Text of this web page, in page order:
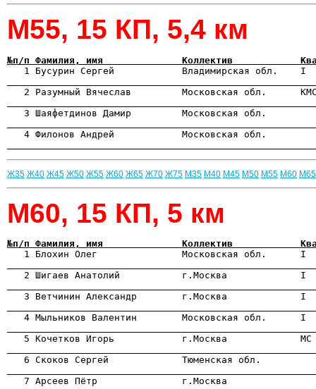
М55, 15 КП, 5,4 км
№п/п Фамилия, имя              Коллектив
1 Бусурин Сергей            Владимирская обл.
2 Разумный Вячеслав         Московская обл.
Ж35 Ж40 Ж45 Ж50 Ж55 Ж60 Ж65 Ж70 Ж75 М35 М40 М45 М50 М55 М60 М65
М60, 15 КП, 5 км
№п/п Фамилия, имя              Коллектив
1 Блохин Олег               Московская обл.
2 Шигаев Анатолий           г.Москва
5 Кочетков Игорь            г.Москва